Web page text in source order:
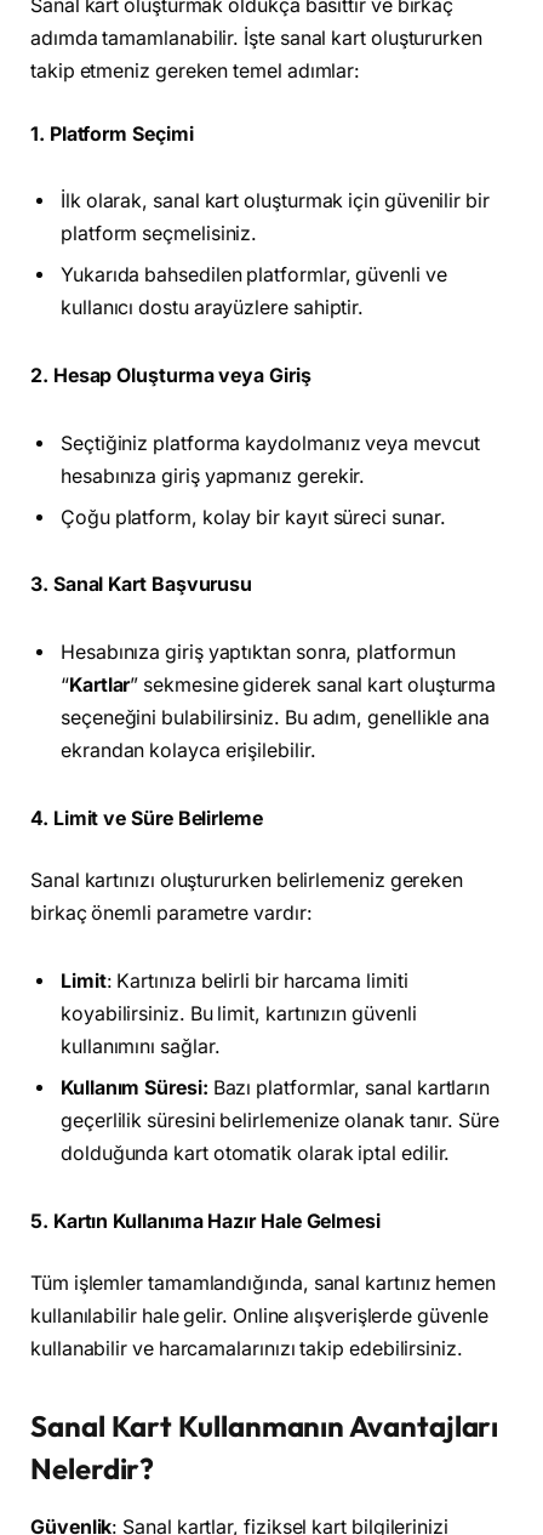
Sanal kart oluşturmak oldukça basittir ve birkaç
adımda tamamlanabilir. İşte sanal kart oluştururken
takip etmeniz gereken temel adımlar:
1. Platform Seçimi
İlk olarak, sanal kart oluşturmak için güvenilir bir
platform seçmelisiniz.
Yukarıda bahsedilen platformlar, güvenli ve
kullanıcı dostu arayüzlere sahiptir.
2. Hesap Oluşturma veya Giriş
Seçtiğiniz platforma kaydolmanız veya mevcut
hesabınıza giriş yapmanız gerekir.
Çoğu platform, kolay bir kayıt süreci sunar.
3. Sanal Kart Başvurusu
Hesabınıza giriş yaptıktan sonra, platformun
“Kartlar” sekmesine giderek sanal kart oluşturma
seçeneğini bulabilirsiniz. Bu adım, genellikle ana
ekrandan kolayca erişilebilir.
4. Limit ve Süre Belirleme
Sanal kartınızı oluştururken belirlemeniz gereken
birkaç önemli parametre vardır:
Limit: Kartınıza belirli bir harcama limiti
koyabilirsiniz. Bu limit, kartınızın güvenli
kullanımını sağlar.
Kullanım Süresi: Bazı platformlar, sanal kartların
geçerlilik süresini belirlemenize olanak tanır. Süre
dolduğunda kart otomatik olarak iptal edilir.
5. Kartın Kullanıma Hazır Hale Gelmesi
Tüm işlemler tamamlandığında, sanal kartınız hemen
kullanılabilir hale gelir. Online alışverişlerde güvenle
kullanabilir ve harcamalarınızı takip edebilirsiniz.
Sanal Kart Kullanmanın Avantajları
Nelerdir?
Güvenlik: Sanal kartlar, fiziksel kart bilgilerinizi